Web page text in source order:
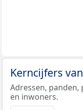
Kerncijfers
Adressen,
en inwoners.